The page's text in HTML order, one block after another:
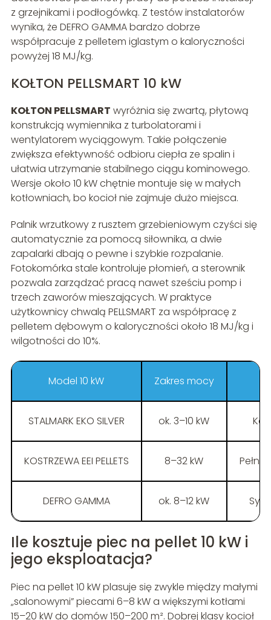
z grzejnikami i podłogówką. Z testów instalatorów
wynika, że DEFRO GAMMA bardzo dobrze
współpracuje z pelletem iglastym o kaloryczności
powyżej 18 MJ/kg.
KOŁTON PELLSMART 10 kW
KOŁTON PELLSMART wyróżnia się zwartą, płytową
konstrukcją wymiennika z turbolatorami i
wentylatorem wyciągowym. Takie połączenie
zwiększa efektywność odbioru ciepła ze spalin i
ułatwia utrzymanie stabilnego ciągu kominowego.
Wersje około 10 kW chętnie montuje się w małych
kotłowniach, bo kocioł nie zajmuje dużo miejsca.
Palnik wrzutkowy z rusztem grzebieniowym czyści się
automatycznie za pomocą siłownika, a dwie
zapalarki dbają o pewne i szybkie rozpalanie.
Fotokomórka stale kontroluje płomień, a sterownik
pozwala zarządzać pracą nawet sześciu pomp i
trzech zaworów mieszających. W praktyce
użytkownicy chwalą PELLSMART za współpracę z
pelletem dębowym o kaloryczności około 18 MJ/kg i
wilgotności do 10%.
Model 10 kW Zakres mocy
STALMARK EKO SILVER ok. 3–10 kW
KOSTRZEWA EEI PELLETS 8–32 kW
DEFRO GAMMA ok. 8–12 kW
Ile kosztuje piec na pellet 10 kW i
jego eksploatacja?
Piec na pellet 10 kW plasuje się zwykle między małymi
„salonowymi” piecami 6–8 kW a większymi kotłami
15–20 kW do domów 150–200 m². Dobrej klasy kocioł